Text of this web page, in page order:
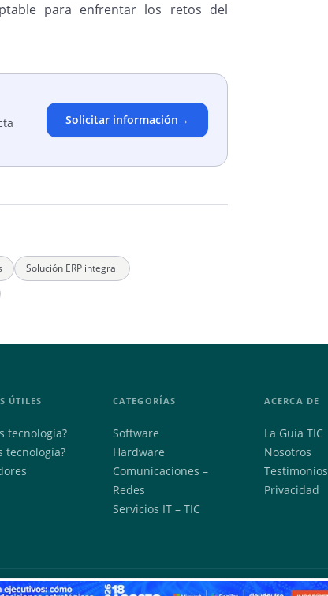
para enfrentar los retos del
Solicitar información→
Solución ERP integral
ÚTILES
tecnología?
tecnología?
CATEGORÍAS
Software
Hardware
Comunicaciones –
Redes
Servicios IT – TIC
ACERCA DE
La Guía TIC
Nosotros
Testimonios
Privacidad
2026 © DM Solutions SAS — Todos los derechos reservados